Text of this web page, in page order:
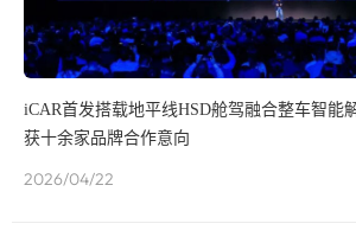
iCAR首发搭载地平线HSD舱驾融合整车智能
获十余家品牌合作意向
2026/04/22